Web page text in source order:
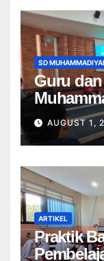
SD
Guru
Ikuti
Fatihah
Bekerja
AUGUST 1,
ARTIKEL
Praktik